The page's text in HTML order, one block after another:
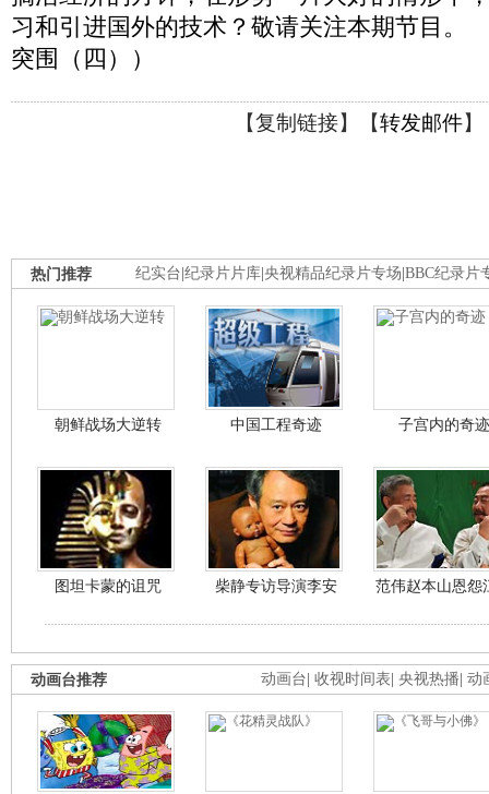
习和引进国外的技术？敬请关注本期节目。
突围（四））
【复制链接】【转发邮件】
纪实台 纪录片片库 央视精品纪录片专场 BBC纪录片
热门推荐
朝鲜战场大逆转 中国工程奇迹 子宫内的奇迹
图坦卡蒙的诅咒 柴静专访导演李安 范伟赵本山恩怨
动画台 收视时间表 央视热播 动
动画台推荐